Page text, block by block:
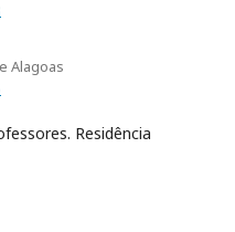
Alagoas
Residência